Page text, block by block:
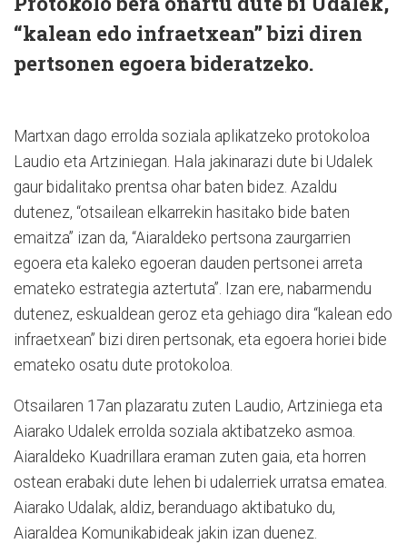
“kalean edo infraetxean” bizi diren
pertsonen egoera bideratzeko.
Martxan dago errolda soziala aplikatzeko protokoloa
Laudio eta Artziniegan. Hala jakinarazi dute bi Udalek
gaur bidalitako prentsa ohar baten bidez. Azaldu
dutenez, “otsailean elkarrekin hasitako bide baten
emaitza” izan da, “Aiaraldeko pertsona zaurgarrien
egoera eta kaleko egoeran dauden pertsonei arreta
emateko estrategia aztertuta”. Izan ere, nabarmendu
dutenez, eskualdean geroz eta gehiago dira “kalean edo
infraetxean” bizi diren pertsonak, eta egoera horiei bide
emateko osatu dute protokoloa.
Otsailaren 17an plazaratu zuten Laudio, Artziniega eta
Aiarako Udalek errolda soziala aktibatzeko asmoa.
Aiaraldeko Kuadrillara eraman zuten gaia, eta horren
ostean erabaki dute lehen bi udalerriek urratsa ematea.
Aiarako Udalak, aldiz, beranduago aktibatuko du,
Aiaraldea Komunikabideak jakin izan duenez.